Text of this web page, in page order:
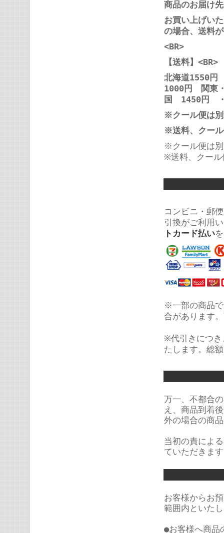
商品のお届け
お買い上げい
の場合、送料
<BR>
【送料】<BR>
北海道1550
1000円 関東
国 1450円 ・
※クール便は
※送料、クー
※クール便は
※送料、クール
コンビニ・郵
引換がご利用
トカード払い
※一部の商品
合があります
※代引きにつき
たします。総
万一、不都合
え、商品到着
外の場合の商
当初の責によ
ていただきま
お客様からお
範囲内といた
●お客様へ商品